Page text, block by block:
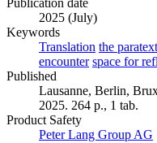
Publication date
2025 (July)
Keywords
Translation the paratext
encounter space for
Published
Lausanne, Berlin,
2025. 264 p., 1 tab.
Product Safety
Peter Lang Group AG